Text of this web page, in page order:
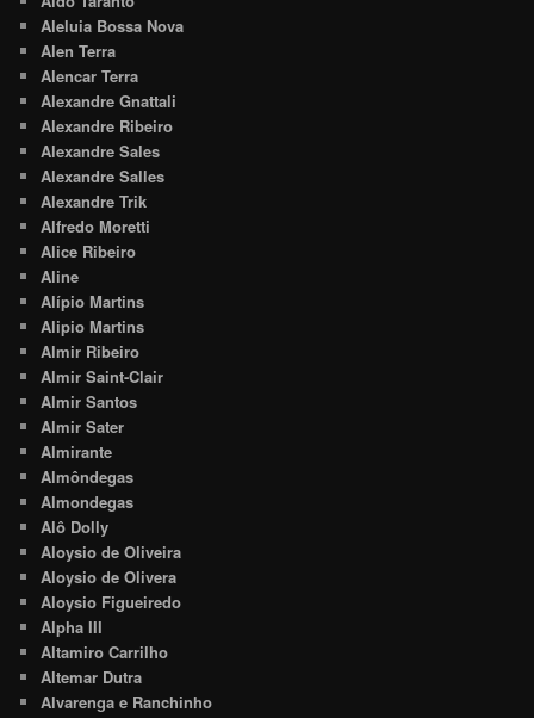
Aleluia Bossa Nova
Alen Terra
Alencar Terra
Alexandre Gnattali
Alexandre Ribeiro
Alexandre Sales
Alexandre Salles
Alexandre Trik
Alfredo Moretti
Alice Ribeiro
Aline
Alípio Martins
Alipio Martins
Almir Ribeiro
Almir Saint-Clair
Almir Santos
Almir Sater
Almirante
Almôndegas
Almondegas
Alô Dolly
Aloysio de Oliveira
Aloysio de Olivera
Aloysio Figueiredo
Alpha III
Altamiro Carrilho
Altemar Dutra
Alvarenga e Ranchinho